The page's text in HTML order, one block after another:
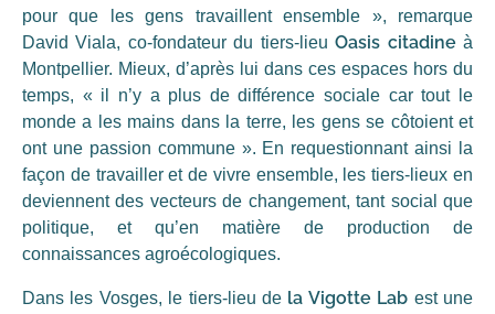
pour que les gens travaillent ensemble », remarque
David Viala, co-fondateur du tiers-lieuOasis citadineà
Montpellier. Mieux, d’après lui dans ces espaces hors du
temps, « il n’y a plus de différence sociale car tout le
monde a les mains dans la terre, les gens se côtoient et
ont une passion commune ». En requestionnant ainsi la
façon de travailler et de vivre ensemble, les tiers-lieux en
deviennent des vecteurs de changement, tant social que
politique, et qu’en matière de production de
connaissances agroécologiques.
Dans les Vosges, le tiers-lieu de la Vigotte Lab est une